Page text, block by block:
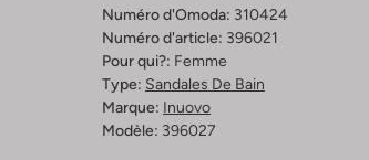
Numéro d'Omoda: 310424
Numéro d'article: 396021
Pour qui?: Femme
Type: Sandales De Bain
Marque: Inuovo
Modèle: 396027